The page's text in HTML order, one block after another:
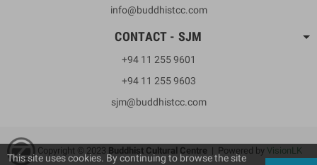
info@buddhistcc.com
CONTACT - SJM
+94 11 255 9601
+94 11 255 9603
sjm@buddhistcc.com
Copyright © 2023 Buddhist Cultural Centre | Powered by VisionLK
This site uses cookies. By continuing to browse the site